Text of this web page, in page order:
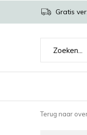
Gratis
Terug naar